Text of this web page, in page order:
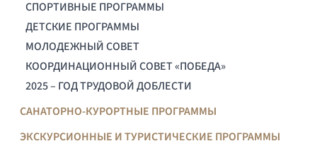
СПОРТИВНЫЕ ПРОГРАММЫ
ДЕТСКИЕ ПРОГРАММЫ
МОЛОДЕЖНЫЙ СОВЕТ
КООРДИНАЦИОННЫЙ СОВЕТ «ПОБЕДА»
2025 – ГОД ТРУДОВОЙ ДОБЛЕСТИ
САНАТОРНО-КУРОРТНЫЕ ПРОГРАММЫ
ЭКСКУРСИОННЫЕ И ТУРИСТИЧЕСКИЕ ПРОГРАММЫ